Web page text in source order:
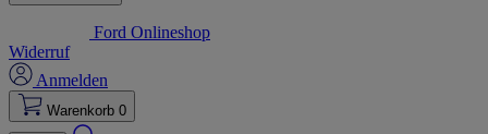
Ford Onlineshop
Widerruf
Anmelden
Warenkorb 0